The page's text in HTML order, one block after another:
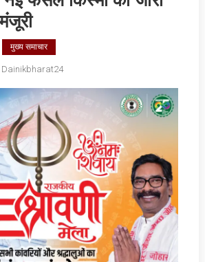
मुख्य समाचार
Dainikbharat24